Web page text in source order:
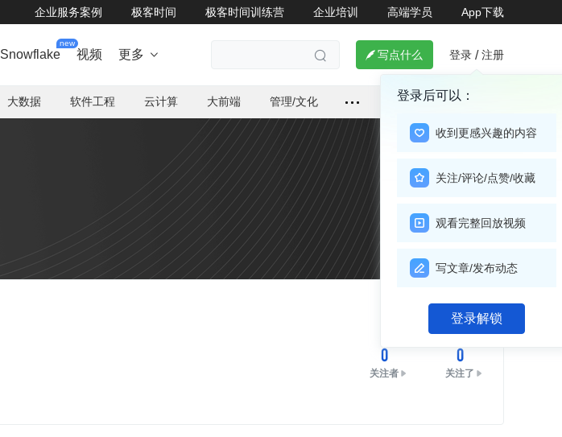
企业服务案例 极客时间 极客时间训练营 企业培训 高端学员 App下载
Snowflake
new
视频 更多    写点什么 登录 / 注册
登录后可以：
收到更感兴趣的内容
关注/评论/点赞/收藏
观看完整回放视频
写文章/发布动态
登录解锁
大数据 软件工程 云计算 大前端 管理/文化
关注
0
关注者
0
关注了